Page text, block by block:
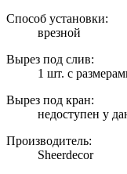
Способ установки:
врезной
Вырез под слив:
1 шт. с
Вырез под кран:
недоступен у
Производитель:
Sheerdecor